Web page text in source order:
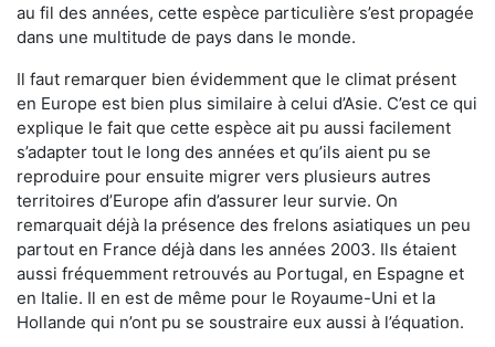
au fil des années, cette espèce particulière s’est propagée
dans une multitude de pays dans le monde.
Il faut remarquer bien évidemment que le climat présent
en Europe est bien plus similaire à celui d’Asie. C’est ce qui
explique le fait que cette espèce ait pu aussi facilement
s’adapter tout le long des années et qu’ils aient pu se
reproduire pour ensuite migrer vers plusieurs autres
territoires d’Europe afin d’assurer leur survie. On
remarquait déjà la présence des frelons asiatiques un peu
partout en France déjà dans les années 2003. Ils étaient
aussi fréquemment retrouvés au Portugal, en Espagne et
en Italie. Il en est de même pour le Royaume-Uni et la
Hollande qui n’ont pu se soustraire eux aussi à l’équation.